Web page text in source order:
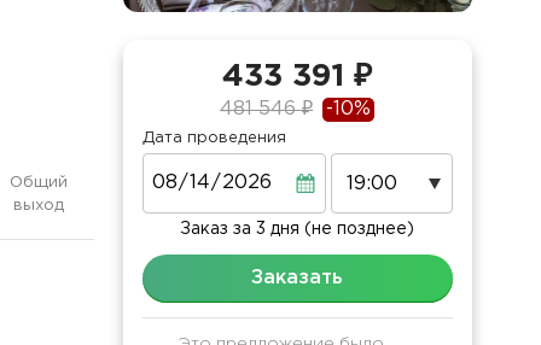
Общий
выход
433 391 ₽
481 546 ₽ -10%
Дата проведения
Заказ за 3 дня (не позднее)
Заказать